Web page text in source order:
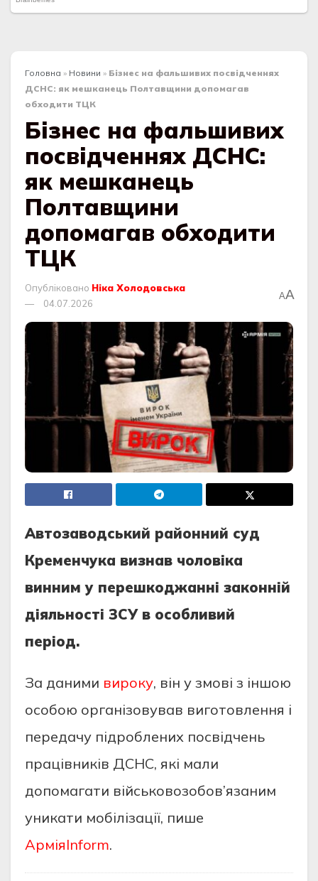
Головна » Новини » Бізнес на фальшивих посвідченнях
ДСНС: як мешканець Полтавщини допомагав
обходити ТЦК
Бізнес на фальшивих
посвідченнях ДСНС:
як мешканець
Полтавщини
допомагав обходити
ТЦК
Опубліковано Ніка Холодовська
04.07.2026
AA
Автозаводський районний суд
Кременчука визнав чоловіка
винним у перешкоджанні законній
діяльності ЗСУ в особливий
період.
За даними вироку, він у змові з іншою
особою організовував виготовлення і
передачу підроблених посвідчень
працівників ДСНС, які мали
допомагати військовозобов’язаним
уникати мобілізації, пише
АрміяInform.